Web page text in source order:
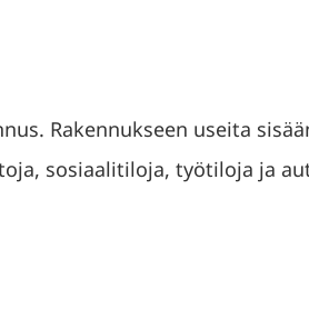
Rakennukseen useita
sosiaalitiloja, työtiloja ja